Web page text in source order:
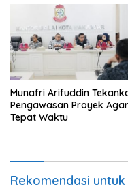
Munafri Arifuddin
Pengawasan Proyek Agar
Tepat Waktu
Rekomendasi